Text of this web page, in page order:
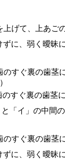
上げて、上あ
ずに、弱く曖昧
のすぐ裏の歯
のすぐ裏の歯
と「イ」の中間
のすぐ裏の歯
ずに、弱く曖昧